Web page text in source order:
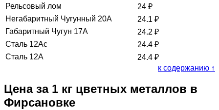
Рельсовый лом
24 ₽
Негабаритный Чугунный 20А
24.1 ₽
Габаритный Чугун 17А
24.2 ₽
Сталь 12Ас
24.4 ₽
Сталь 12А
24.4 ₽
к содержанию ↑
Цена за 1 кг цветных металлов в
Фирсановке